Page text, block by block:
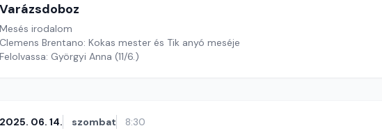
Varázsdoboz
Mesés irodalom
Clemens Brentano: Kokas mester és Tik anyó meséje
Felolvassa: Györgyi Anna (11/6.)
2025. 06. 14. szombat 8:30